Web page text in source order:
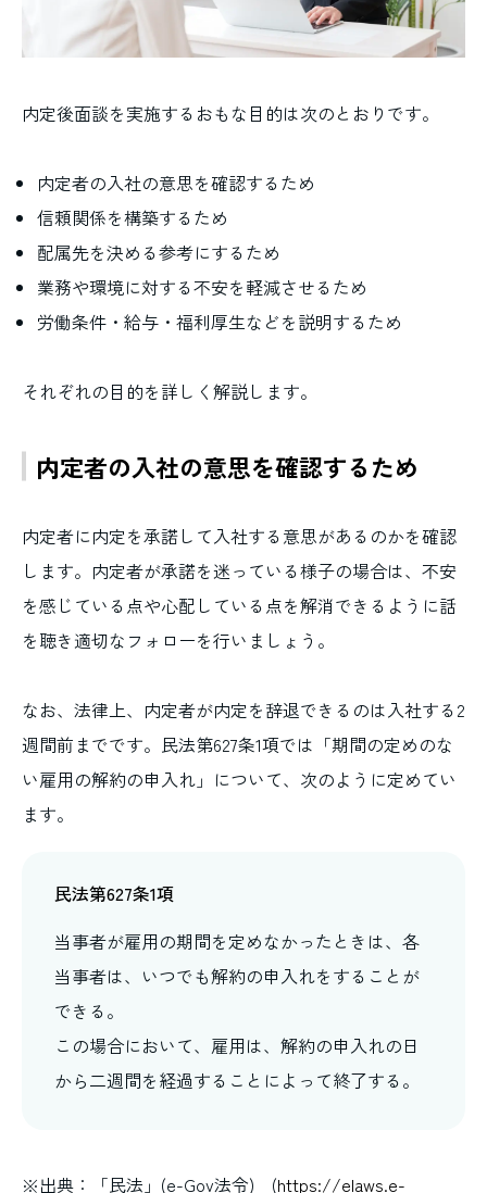
内定後面談を実施するおもな目的は次のとおりです。
内定者の入社の意思を確認するため
信頼関係を構築するため
配属先を決める参考にするため
業務や環境に対する不安を軽減させるため
労働条件・給与・福利厚生などを説明するため
それぞれの目的を詳しく解説します。
内定者の入社の意思を確認するため
内定者に内定を承諾して入社する意思があるのかを確認
します。内定者が承諾を迷っている様子の場合は、不安
を感じている点や心配している点を解消できるように話
を聴き適切なフォローを行いましょう。
なお、法律上、内定者が内定を辞退できるのは入社する2
週間前までです。民法第627条1項では「期間の定めのな
い雇用の解約の申入れ」について、次のように定めてい
ます。
民法第627条1項
当事者が雇用の期間を定めなかったときは、各
当事者は、いつでも解約の申入れをすることが
できる。
この場合において、雇用は、解約の申入れの日
から二週間を経過することによって終了する。
※出典：「民法」(e-Gov法令) (https://elaws.e-